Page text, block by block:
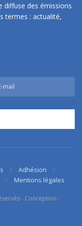
diffuse des émissions
termes : actualité,
Adhésion
Mentions légales
- Conception :